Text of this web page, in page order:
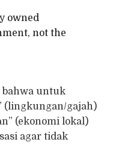
owned
not the
bahwa untuk
(lingkungan/gajah)
(ekonomi lokal)
agar tidak